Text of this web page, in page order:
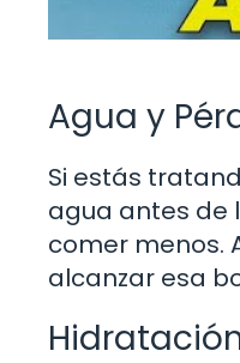
Agua y
Si estás
agua antes de
comer menos.
alcanzar esa